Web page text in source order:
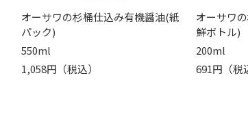
オーサワの杉桶仕込み有機醤油(紙
パック)
550ml
1,058円（税込）
オーサワ
鮮ボトル)
200ml
691円（税